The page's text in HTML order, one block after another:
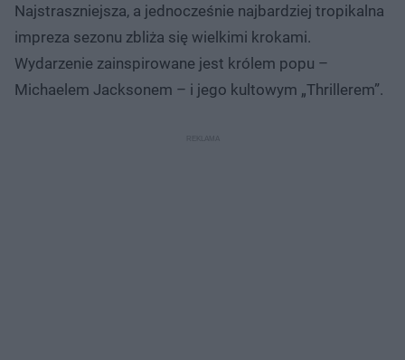
Najstraszniejsza, a jednocześnie najbardziej tropikalna
impreza sezonu zbliża się wielkimi krokami.
Wydarzenie zainspirowane jest królem popu –
Michaelem Jacksonem – i jego kultowym „Thrillerem”.